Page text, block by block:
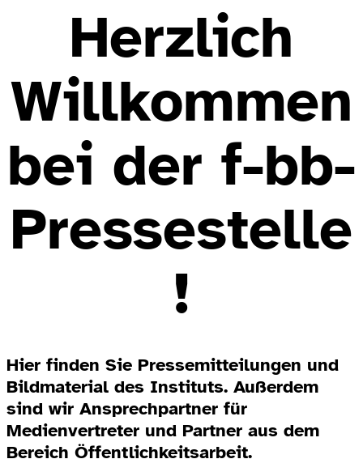
Herzlich
Willkommen
bei der f-bb-
Pressestelle
!
Hier finden Sie Pressemitteilungen und
Bildmaterial des Instituts. Außerdem
sind wir Ansprechpartner für
Medienvertreter und Partner aus dem
Bereich Öffentlichkeitsarbeit.